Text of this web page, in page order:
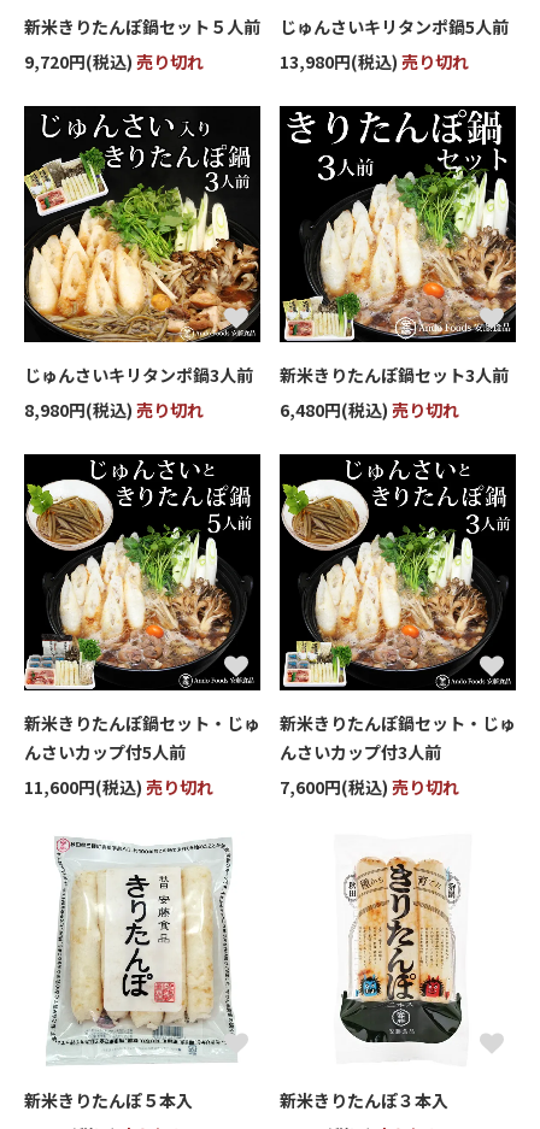
新米きりたんぽ鍋セット５人前
9,720円(税込) 売り切れ
じゅんさいキリタンポ鍋5人前
13,980円(税込) 売り切れ
じゅんさいキリタンポ鍋3人前
8,980円(税込) 売り切れ
新米きりたんぽ鍋セット3人前
6,480円(税込) 売り切れ
新米きりたんぽ鍋セット・じゅ
んさいカップ付5人前
11,600円(税込) 売り切れ
新米きりたんぽ鍋セット・じゅ
んさいカップ付3人前
7,600円(税込) 売り切れ
新米きりたんぽ５本入
新米きりたんぽ３本入